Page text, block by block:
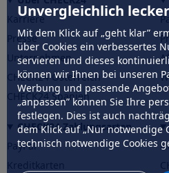
Unvergleichlich lecker
Mit dem Klick auf „geht klar”
über Cookies ein verbessertes
servieren und dieses
können wir Ihnen bei unseren
Werbung und passende
„anpassen” können Sie Ihre
festlegen. Dies ist auch
dem Klick auf „Nur notwendige
technisch notwendige Cookies
Karriere
Presse
Unternehmen
CHECK24 Österreich
CHECK24 Spanien
CHECK24 Zahlungsarten
PayPal